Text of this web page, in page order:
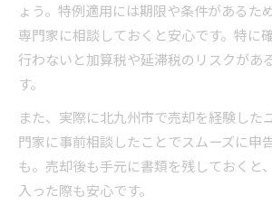
ょう。特例適用には期限や条件があるた
専門家に相談しておくと安心です。特に
行わないと加算税や延滞税のリスクがあ
す。
また、実際に北九州市で売却を経験した
門家に事前相談したことでスムーズに申
も。売却後も手元に書類を残しておくと
入った際も安心です。